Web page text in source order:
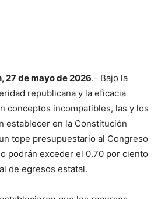
27 de mayo de 2026.- Bajo la
republicana y la eficacia
conceptos incompatibles, las y los
establecer en la Constitución
tope presupuestario al Congreso
podrán exceder el 0.70 por ciento
de egresos estatal.